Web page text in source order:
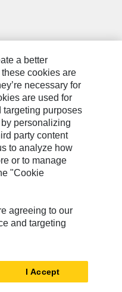
a better
cookies are
necessary for
are used for
targeting purposes
personalizing
party content
to analyze how
or to manage
"Cookie
agreeing to our
and targeting
I Accept